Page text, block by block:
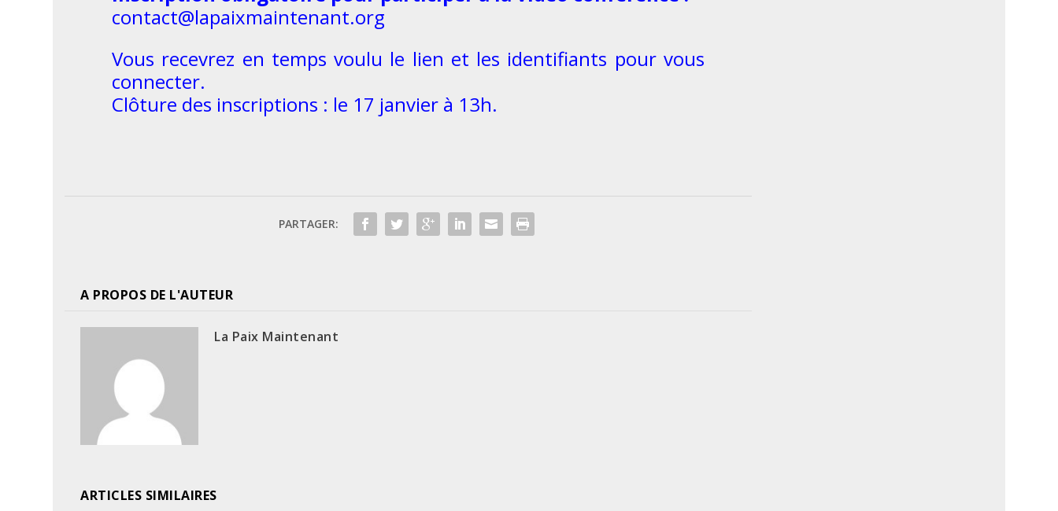
contact@lapaixmaintenant.org
Vous recevrez en temps voulu le lien et les identifiants pour vous
connecter.
Clôture des inscriptions : le 17 janvier à 13h.
PARTAGER:
A PROPOS DE L'AUTEUR
La Paix Maintenant
ARTICLES SIMILAIRES